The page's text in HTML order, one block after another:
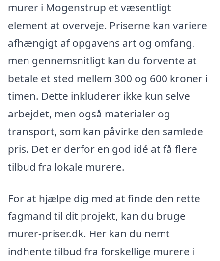
murer i Mogenstrup et væsentligt
element at overveje. Priserne kan variere
afhængigt af opgavens art og omfang,
men gennemsnitligt kan du forvente at
betale et sted mellem 300 og 600 kroner i
timen. Dette inkluderer ikke kun selve
arbejdet, men også materialer og
transport, som kan påvirke den samlede
pris. Det er derfor en god idé at få flere
tilbud fra lokale murere.
For at hjælpe dig med at finde den rette
fagmand til dit projekt, kan du bruge
murer-priser.dk. Her kan du nemt
indhente tilbud fra forskellige murere i